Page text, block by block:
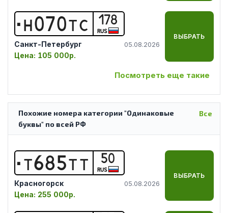
Н070ТС 178
RUS
Санкт-Петербург 05.08.2026
Цена: 105 000р.
ВЫБРАТЬ
Посмотреть еще такие
Все
Похожие номера категории "Одинаковые
буквы" по всей РФ
Т685ТТ 50
RUS
Красногорск 05.08.2026
Цена: 255 000р.
ВЫБРАТЬ